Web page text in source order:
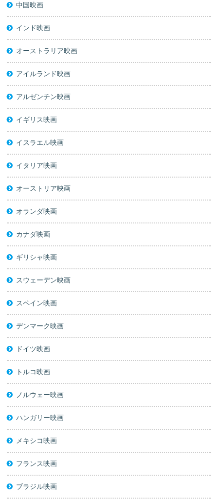
中国映画
インド映画
オーストラリア映画
アイルランド映画
アルゼンチン映画
イギリス映画
イスラエル映画
イタリア映画
オーストリア映画
オランダ映画
カナダ映画
ギリシャ映画
スウェーデン映画
スペイン映画
デンマーク映画
ドイツ映画
トルコ映画
ノルウェー映画
ハンガリー映画
メキシコ映画
フランス映画
ブラジル映画